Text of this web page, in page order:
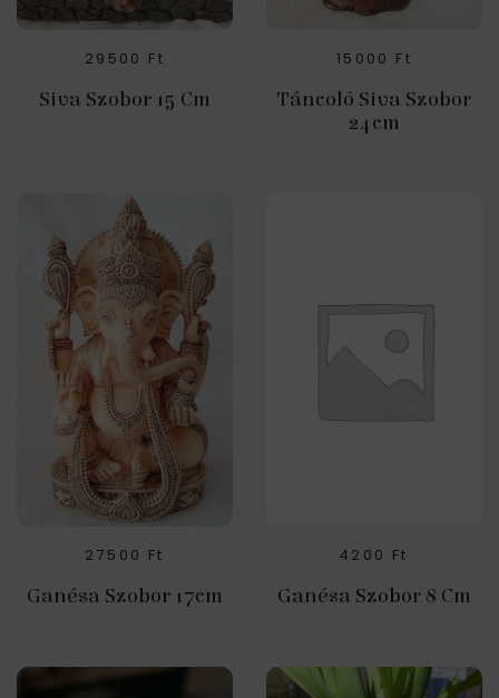
29500 Ft
Siva Szobor 15 Cm
15000 Ft
Táncoló Siva Szobor
24cm
27500 Ft
Ganésa Szobor 17cm
4200 Ft
Ganésa Szobor 8 Cm